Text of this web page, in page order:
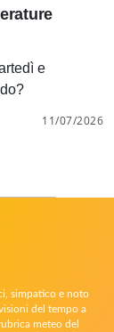
e
11/07/2026
simpatico e noto
del tempo a
meteo del